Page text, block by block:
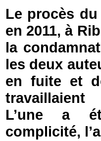
Le procès
en 2011, à
la
les deux
en fuite et
travaillaient
L’une a
complicité,